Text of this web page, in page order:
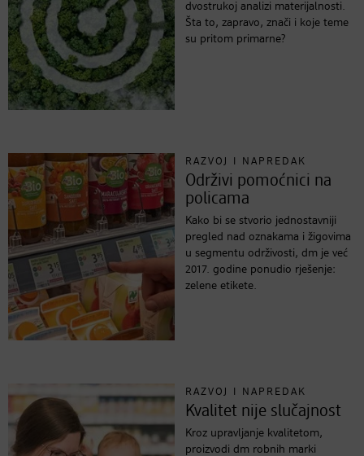
dvostrukoj analizi materijalnosti.
Šta to, zapravo, znači i koje teme
su pritom primarne?
RAZVOJ I NAPREDAK
Održivi pomoćnici na
policama
Kako bi se stvorio jednostavniji
pregled nad oznakama i žigovima
u segmentu održivosti, dm je već
2017. godine ponudio rješenje:
zelene etikete.
RAZVOJ I NAPREDAK
Kvalitet nije slučajnost
Kroz upravljanje kvalitetom,
proizvodi dm robnih marki